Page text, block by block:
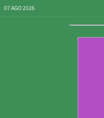
07 AGO 2026